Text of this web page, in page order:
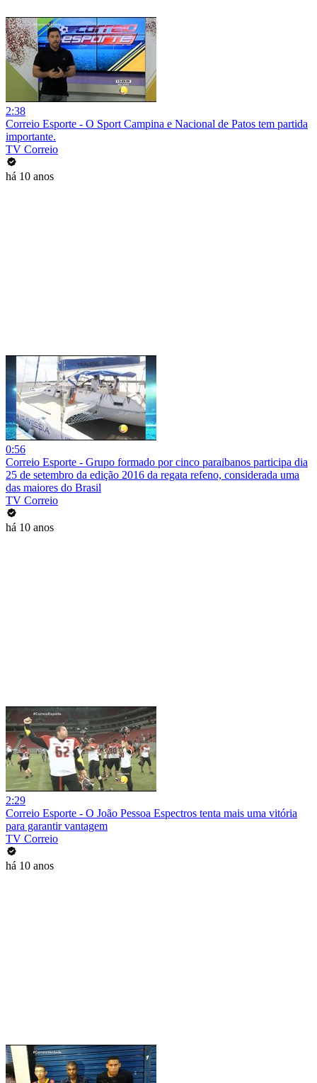
2:38
Correio Esporte - O Sport Campina e Nacional de Patos tem partida
importante.
TV Correio
há 10 anos
0:56
Correio Esporte - Grupo formado por cinco paraibanos participa dia
25 de setembro da edição 2016 da regata refeno, considerada uma
das maiores do Brasil
TV Correio
há 10 anos
2:29
Correio Esporte - O João Pessoa Espectros tenta mais uma vitória
para garantir vantagem
TV Correio
há 10 anos